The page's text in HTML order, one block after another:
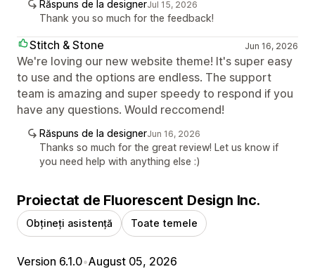
Răspuns de la designerJul 15, 2026
Thank you so much for the feedback!
Stitch & Stone Jun 16, 2026
We're loving our new website theme! It's super easy
to use and the options are endless. The support
team is amazing and super speedy to respond if you
have any questions. Would reccomend!
Răspuns de la designerJun 16, 2026
Thanks so much for the great review! Let us know if
you need help with anything else :)
Proiectat de Fluorescent Design Inc.
Obțineți asistență Toate temele
Version 6.1.0•August 05, 2026